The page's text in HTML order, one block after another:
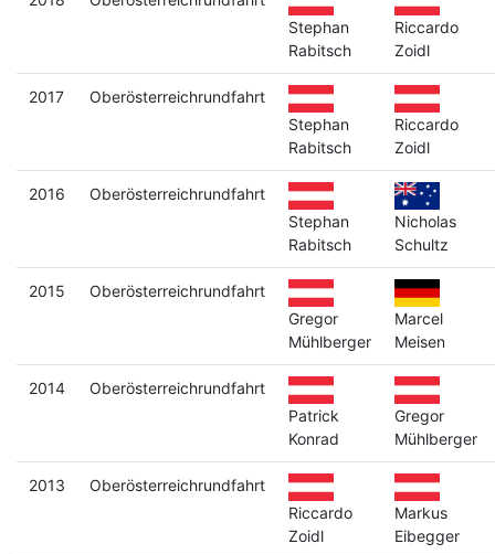
Stephan
Rabitsch
Riccardo
Zoidl
2017
Oberösterreichrundfahrt
Stephan
Rabitsch
Riccardo
Zoidl
2016
Oberösterreichrundfahrt
Stephan
Rabitsch
Nicholas
Schultz
2015
Oberösterreichrundfahrt
Gregor
Mühlberger
Marcel
Meisen
2014
Oberösterreichrundfahrt
Patrick
Konrad
Gregor
Mühlberger
2013
Oberösterreichrundfahrt
Riccardo
Zoidl
Markus
Eibegger